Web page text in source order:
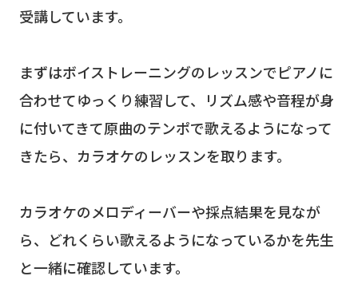
受講しています。
まずはボイストレーニングのレッスンでピアノに
合わせてゆっくり練習して、リズム感や音程が身
に付いてきて原曲のテンポで歌えるようになって
きたら、カラオケのレッスンを取ります。
カラオケのメロディーバーや採点結果を見なが
ら、どれくらい歌えるようになっているかを先生
と一緒に確認しています。